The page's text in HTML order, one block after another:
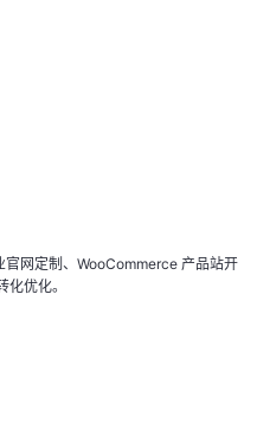
网定制、WooCommerce 产品站开
优化。